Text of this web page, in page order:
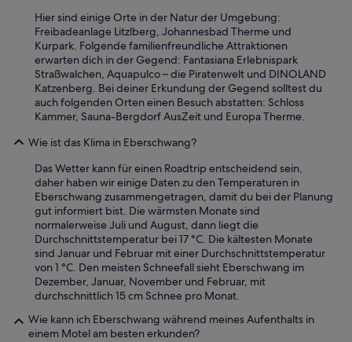
Hier sind einige Orte in der Natur der Umgebung:
Freibadeanlage Litzlberg, Johannesbad Therme und
Kurpark. Folgende familienfreundliche Attraktionen
erwarten dich in der Gegend: Fantasiana Erlebnispark
Straßwalchen, Aquapulco – die Piratenwelt und DINOLAND
Katzenberg. Bei deiner Erkundung der Gegend solltest du
auch folgenden Orten einen Besuch abstatten: Schloss
Kammer, Sauna-Bergdorf AusZeit und Europa Therme.
Wie ist das Klima in Eberschwang?
Das Wetter kann für einen Roadtrip entscheidend sein,
daher haben wir einige Daten zu den Temperaturen in
Eberschwang zusammengetragen, damit du bei der Planung
gut informiert bist. Die wärmsten Monate sind
normalerweise Juli und August, dann liegt die
Durchschnittstemperatur bei 17 °C. Die kältesten Monate
sind Januar und Februar mit einer Durchschnittstemperatur
von 1 °C. Den meisten Schneefall sieht Eberschwang im
Dezember, Januar, November und Februar, mit
durchschnittlich 15 cm Schnee pro Monat.
Wie kann ich Eberschwang während meines Aufenthalts in
einem Motel am besten erkunden?